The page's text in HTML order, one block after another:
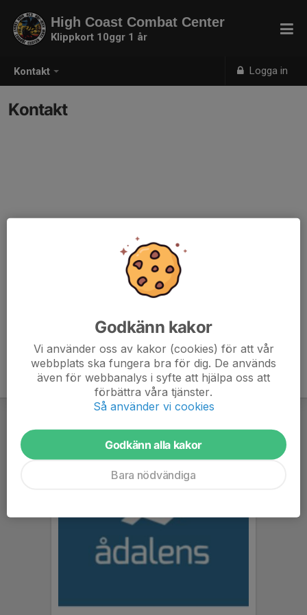
Kontakt Logga in
High Coast Combat Center
Klippkort 10ggr 1 år
Kontakt
Godkänn kakor
Vi använder oss av kakor (cookies) för att vår
webbplats ska fungera bra för dig. De används
även för webbanalys i syfte att hjälpa oss att
förbättra våra tjänster.
Så använder vi cookies
Godkänn alla kakor
Bara nödvändiga